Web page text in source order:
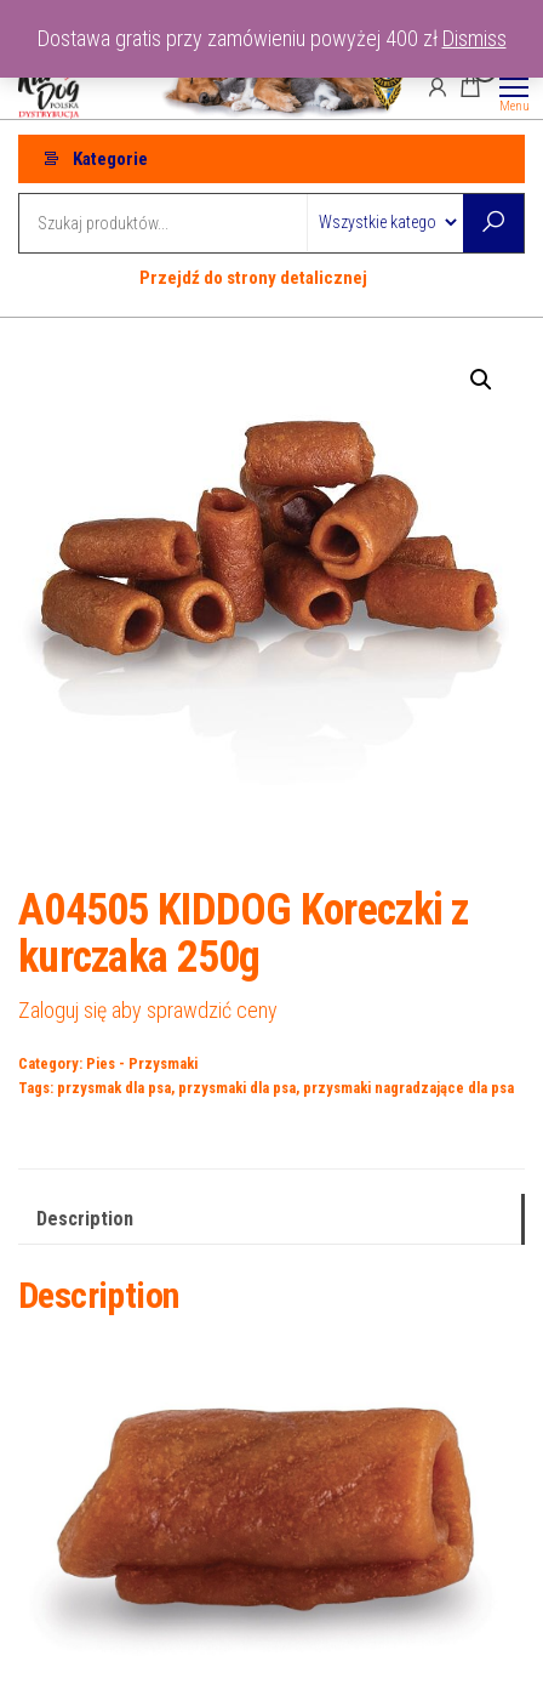
treści
Menu
Kategorie
Przejdź do strony detalicznej
A04505 KIDDOG Koreczki z
kurczaka 250g
Zaloguj się aby sprawdzić ceny
Category: Pies - Przysmaki
Tags: przysmak dla psa, przysmaki dla psa, przysmaki nagradzające dla psa
Description
Description
Dostawa gratis przy zamówieniu powyżej 400 zł Dismiss